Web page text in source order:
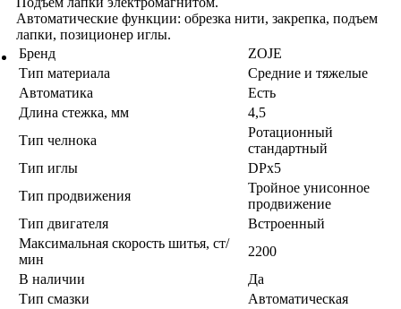
Автоматические функции: обрезка нити, закрепка, подъем
лапки, позиционер иглы.
Бренд
ZOJE
Тип материала
Средние и тяжелые
Автоматика
Есть
Длина стежка, мм
4,5
Тип челнока
Ротационный
стандартный
Тип иглы
DPx5
Тип продвижения
Тройное унисонное
продвижение
Тип двигателя
Встроенный
Максимальная скорость шитья, ст/
мин
2200
В наличии
Да
Тип смазки
Автоматическая